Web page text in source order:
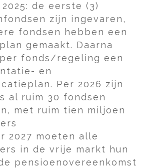
de eerste (3)
zijn ingevaren,
fondsen hebben een
gemaakt. Daarna
fonds/regeling een
en
Per 2026 zijn
al ruim 30 fondsen
met ruim tien miljoen
2027 moeten alle
in de vrije markt hun
pensioenovereenkomst